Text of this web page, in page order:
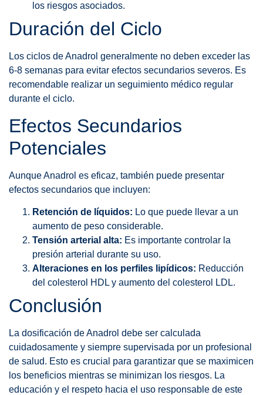
los riesgos asociados.
Duración del Ciclo
Los ciclos de Anadrol generalmente no deben exceder las
6-8 semanas para evitar efectos secundarios severos. Es
recomendable realizar un seguimiento médico regular
durante el ciclo.
Efectos Secundarios
Potenciales
Aunque Anadrol es eficaz, también puede presentar
efectos secundarios que incluyen:
Retención de líquidos: Lo que puede llevar a un
aumento de peso considerable.
Tensión arterial alta: Es importante controlar la
presión arterial durante su uso.
Alteraciones en los perfiles lipídicos: Reducción
del colesterol HDL y aumento del colesterol LDL.
Conclusión
La dosificación de Anadrol debe ser calculada
cuidadosamente y siempre supervisada por un profesional
de salud. Esto es crucial para garantizar que se maximicen
los beneficios mientras se minimizan los riesgos. La
educación y el respeto hacia el uso responsable de este